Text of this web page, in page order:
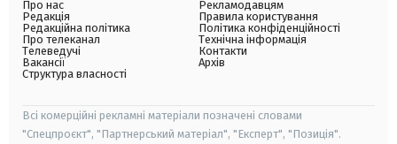
Про нас
Редакція
Редакційна політика
Про телеканал
Телеведучі
Вакансії
Структура власності
Рекламодавцям
Правила користування
Політика конфіденційності
Технічна інформація
Контакти
Архів
Всі комерційні рекламні матеріали позначені словами
"Спецпроєкт", "Партнерський матеріал", "Експерт", "Позиція".